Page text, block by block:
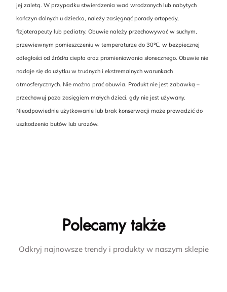
jej zaletą. W przypadku stwierdzenia wad wrodzonych lub nabytych
kończyn dolnych u dziecka, należy zasięgnąć porady ortopedy,
fizjoterapeuty lub pediatry. Obuwie należy przechowywać w suchym,
przewiewnym pomieszczeniu w temperaturze do 30℃, w bezpiecznej
odległości od źródła ciepła oraz promieniowania słonecznego. Obuwie nie
nadaje się do użytku w trudnych i ekstremalnych warunkach
atmosferycznych. Nie można prać obuwia. Produkt nie jest zabawką –
przechowuj poza zasięgiem małych dzieci, gdy nie jest używany.
Nieodpowiednie użytkowanie lub brak konserwacji może prowadzić do
uszkodzenia butów lub urazów.
Polecamy także
Odkryj najnowsze trendy i produkty w naszym sklepie